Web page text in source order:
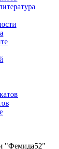
"Фемида52"